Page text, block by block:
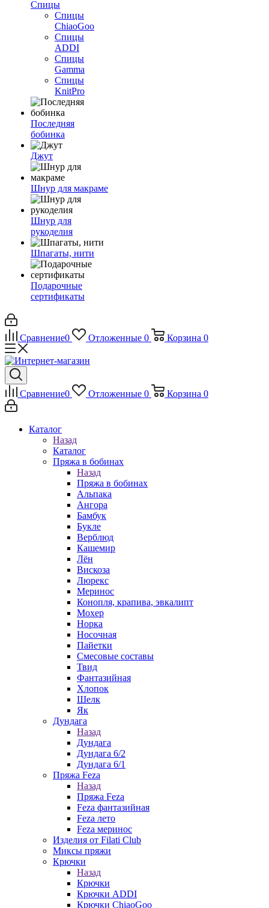
Спицы
Спицы
ChiaoGoo
Спицы
ADDI
Спицы
Gamma
Спицы
KnitPro
Последняя
бобинка
Джут
Шнур для макраме
Шнур для
рукоделия
Шпагаты, нити
Подарочные
сертификаты
Сравнение0 Отложенные 0 Корзина 0
Сравнение0 Отложенные 0 Корзина 0
Каталог
Назад
Каталог
Пряжа в бобинах
Назад
Пряжа в бобинах
Альпака
Ангора
Бамбук
Букле
Верблюд
Кашемир
Лён
Вискоза
Люрекс
Меринос
Конопля, крапива, эвкалипт
Мохер
Норка
Носочная
Пайетки
Смесовые составы
Твид
Фантазийная
Хлопок
Шелк
Як
Дундага
Назад
Дундага
Дундага 6/2
Дундага 6/1
Пряжа Feza
Назад
Пряжа Feza
Feza фантазийная
Feza лето
Feza меринос
Изделия от Filati Club
Миксы пряжи
Крючки
Назад
Крючки
Крючки ADDI
Крючки ChiaoGoo